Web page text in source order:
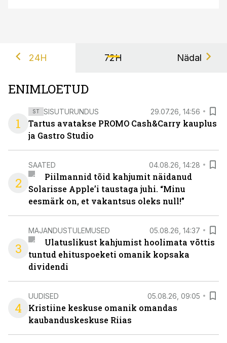
24H 72H Nädal
ENIMLOETUD
1
ST SISUTURUNDUS 29.07.26, 14:56
Tartus avatakse PROMO Cash&Carry kauplus
ja Gastro Studio
2
SAATED 04.08.26, 14:28
Piilmannid tõid kahjumit näidanud
Solarisse Apple’i taustaga juhi. “Minu
eesmärk on, et vakantsus oleks null!”
3
MAJANDUSTULEMUSED 05.08.26, 14:37
Ulatuslikust kahjumist hoolimata võttis
tuntud ehituspoeketi omanik kopsaka
dividendi
4
UUDISED 05.08.26, 09:05
Kristiine keskuse omanik omandas
kaubanduskeskuse Riias